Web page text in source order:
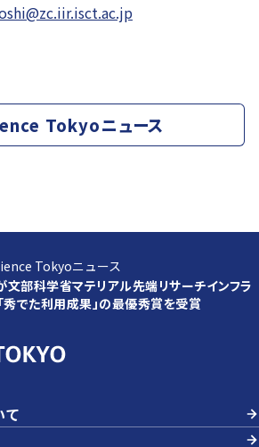
Tokyoニュース
Tokyoニュース
部科学省マテリアル先端リサーチインフラ
秀でた利用成果」の最優秀賞を受賞